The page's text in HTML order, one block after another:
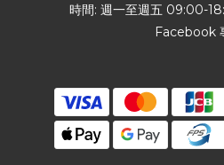
時間: 週一至週五 09:00-
Facebook